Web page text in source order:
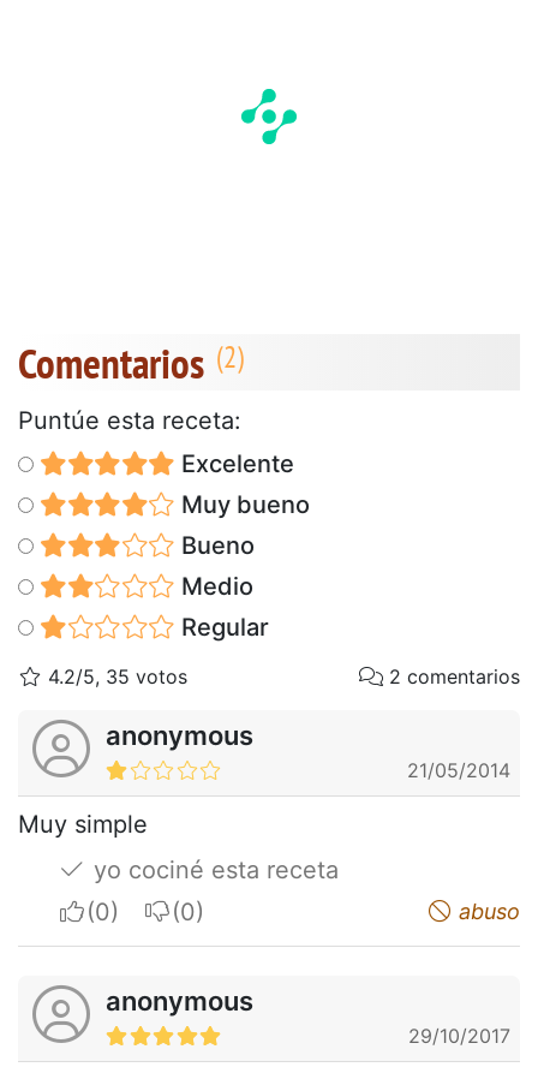
Comentarios
Puntúe esta receta:
Excelente
Muy bueno
Bueno
Medio
Regular
4.2/5, 35 votos 2 comentarios
anonymous
21/05/2014
Muy simple
yo cociné esta receta
I apreciateI do not appreciate abuso
anonymous
29/10/2017